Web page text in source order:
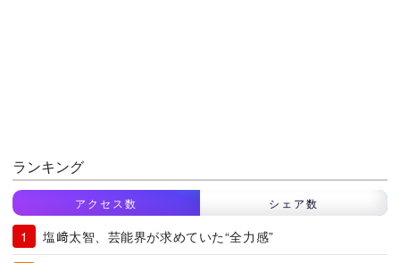
ランキング
アクセス数 シェア数
塩﨑太智、芸能界が求めていた“全力感”